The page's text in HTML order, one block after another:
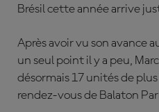
Brésil cette année arrive
Après avoir vu son avance
un seul point il y a peu,
désormais 17 unités de
rendez-vous de Balaton